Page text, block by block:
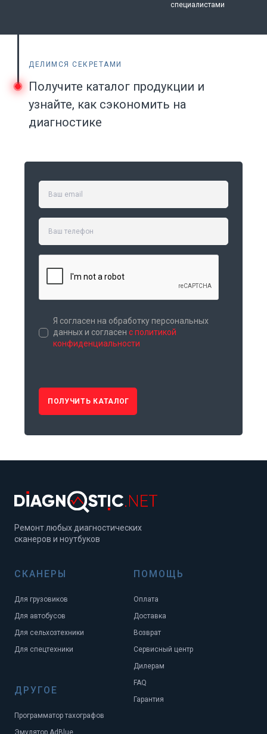
специалистами
ДЕЛИМСЯ СЕКРЕТАМИ
Получите каталог продукции и
узнайте, как сэкономить на
диагностике
Я согласен на обработку персональных
данных и согласен с политикой
конфиденциальности
ПОЛУЧИТЬ КАТАЛОГ
Ремонт любых диагностических
сканеров и ноутбуков
СКАНЕРЫ
Для грузовиков
Для автобусов
Для сельхозтехники
Для спецтехники
ДРУГОЕ
Программатор тахографов
Эмулятор AdBlue
ПОМОЩЬ
Оплата
Доставка
Возврат
Сервисный центр
Дилерам
FAQ
Гарантия